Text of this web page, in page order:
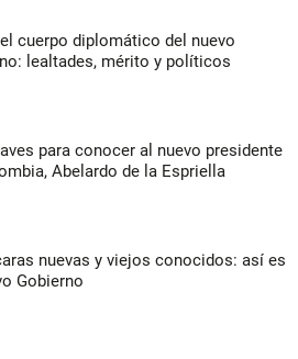
cuerpo diplomático del nuevo
lealtades, mérito y políticos
para conocer al nuevo presidente
Abelardo de la Espriella
nuevas y viejos conocidos: así es
Gobierno